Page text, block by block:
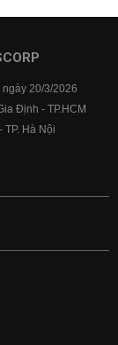
20/3/2026
Định - TP.HCM
Hà Nội